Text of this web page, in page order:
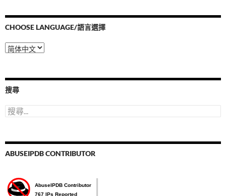
CHOOSE LANGUAGE/語言選擇
Choose
Language/
選
擇
搜尋
搜
尋
字:
ABUSEIPDB CONTRIBUTOR